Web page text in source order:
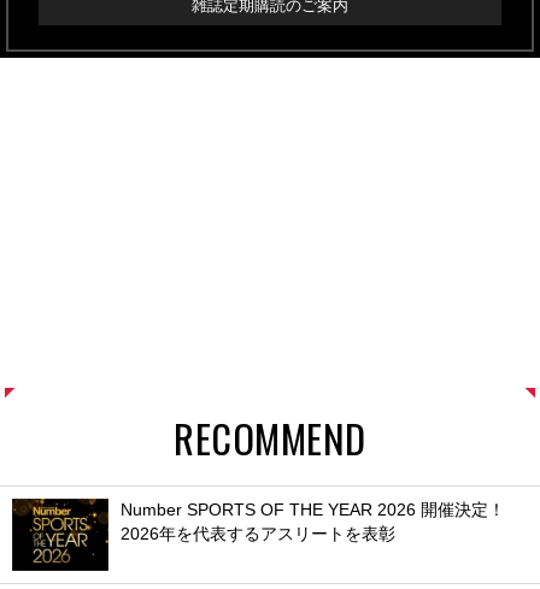
雑誌定期購読のご案内
RECOMMEND
Number SPORTS OF THE YEAR 2026 開催決定！
2026年を代表するアスリートを表彰